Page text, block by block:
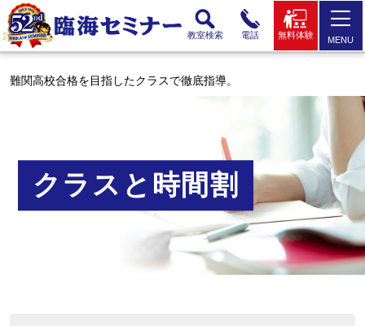
教室検索 電話 無料体験 MENU
難関高校合格を目指したクラスで徹底指導。
クラスと時間割